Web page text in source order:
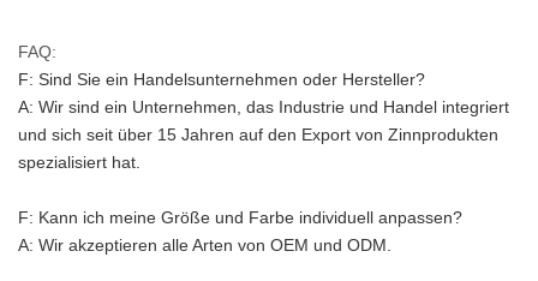
FAQ:
F: Sind Sie ein Handelsunternehmen oder Hersteller?
A: Wir sind ein Unternehmen, das Industrie und Handel integriert
und sich seit über 15 Jahren auf den Export von Zinnprodukten
spezialisiert hat.
F: Kann ich meine Größe und Farbe individuell anpassen?
A: Wir akzeptieren alle Arten von OEM und ODM.